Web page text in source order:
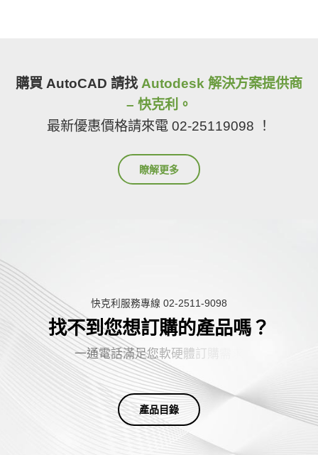
購買 AutoCAD 請找 Autodesk 解決方案提供商
– 快克利。
最新優惠價格請來電 02-25119098 ！
瞭解更多
快克利服務專線 02-2511-9098
找不到您想訂購的產品嗎？
一通電話滿足您軟硬體訂
產品目錄